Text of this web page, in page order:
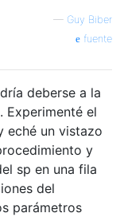
— Guy Biber
fuente
deberse a la
Experimenté el
eché un vistazo
y
sp en una fila
del
parámetros